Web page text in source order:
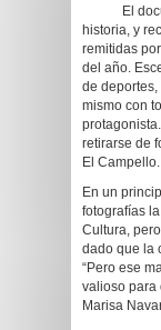
El
historia, y
remitidas
del año.
de
mismo con
retirarse de
El Campello.
En un
fotografías
Cultura,
dado que la
“Pero ese
valioso para
Marisa